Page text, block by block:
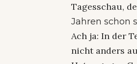
Tagesschau,
Jahren schon
Ach ja: In der
nicht anders